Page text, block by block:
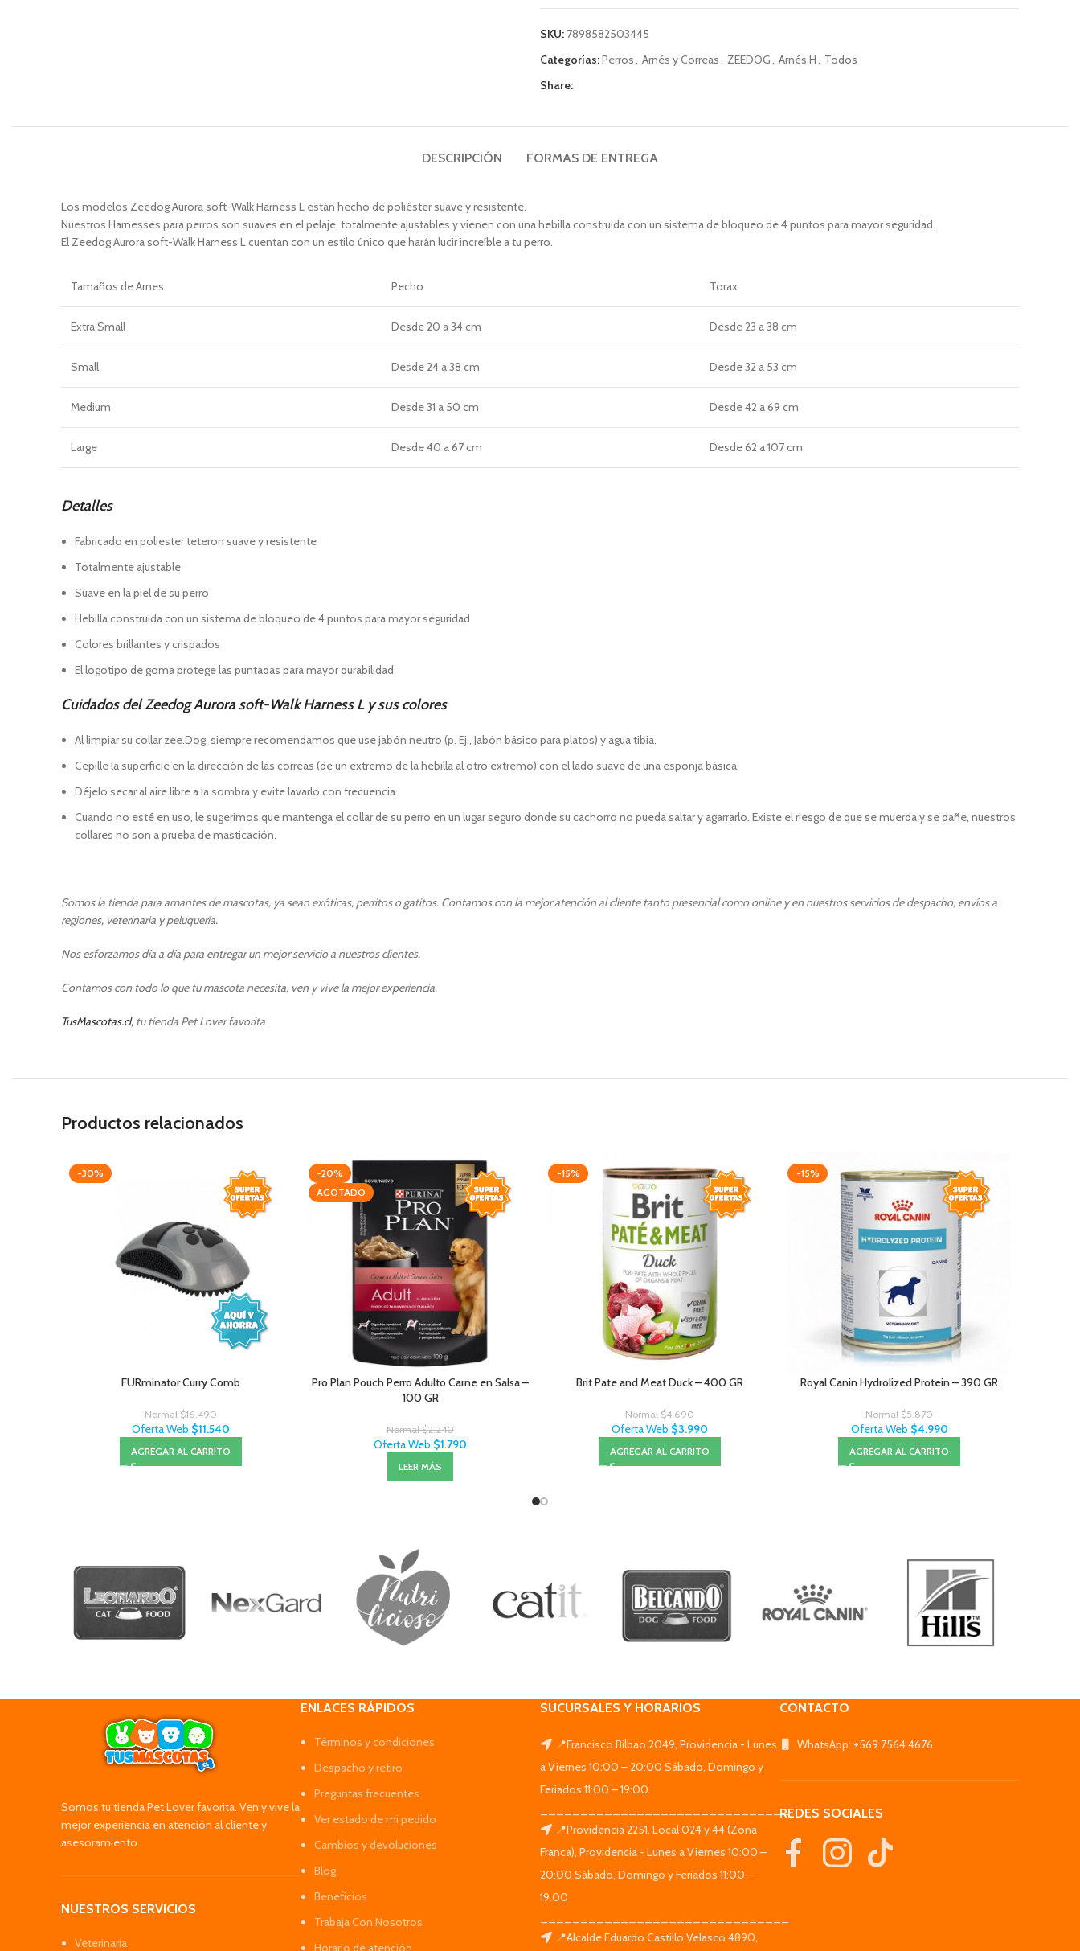
SKU: 7898582503445
Categorías:Perros, Arnés y Correas, ZEEDOG, Arnés H, Todos
Share:
DESCRIPCIÓN FORMAS DE ENTREGA
Los modelos Zeedog Aurora soft-Walk Harness L están hecho de poliéster suave y resistente.
Nuestros Harnesses para perros son suaves en el pelaje, totalmente ajustables y vienen con una hebilla construida con un sistema de bloqueo de 4 puntos para mayor seguridad.
El Zeedog Aurora soft-Walk Harness L cuentan con un estilo único que harán lucir increíble a tu perro.
Tamaños de Arnes Pecho Torax
Extra Small Desde20 a 34 cm Desde23 a 38 cm
Small Desde24 a 38 cm Desde32 a 53 cm
Medium Desde31 a 50 cm Desde42 a 69 cm
Large Desde40 a 67 cm Desde62 a 107 cm
Detalles
Fabricado en poliester teteron suave y resistente
Totalmente ajustable
Suave en la piel de su perro
Hebilla construida con un sistema de bloqueo de 4 puntos para mayor seguridad
Colores brillantes y crispados
El logotipo de goma protege las puntadas para mayor durabilidad
Cuidados del Zeedog Aurora soft-Walk Harness L y sus colores
Al limpiar su collar zee.Dog, siempre recomendamos que use jabón neutro (p. Ej., Jabón básico para platos) y agua tibia.
Cepille la superficie en la dirección de las correas (de un extremo de la hebilla al otro extremo) con el lado suave de una esponja básica.
Déjelo secar al aire libre a la sombra y evite lavarlo con frecuencia.
Cuando no esté en uso, le sugerimos que mantenga el collar de su perro en un lugar seguro donde su cachorro no pueda saltar y agarrarlo. Existe el riesgo de que se muerda y se dañe, nuestros
collares no son a prueba de masticación.
Somos la tienda para amantes de mascotas, ya sean exóticas, perritos o gatitos. Contamos con la mejor atención al cliente tanto presencial como online y en nuestros servicios de despacho, envíos a
regiones, veterinaria y peluquería.
Nos esforzamos día a día para entregar un mejor servicio a nuestros clientes.
Contamos con todo lo que tu mascota necesita, ven y vive la mejor experiencia.
TusMascotas.cl, tu tienda Pet Lover favorita
Productos relacionados
-30%
FURminator Curry Comb
Normal$16.490
Oferta Web $11.540
AGREGAR AL CARRITO
-20%
AGOTADO
Pro Plan Pouch Perro Adulto Carne en Salsa –
100 GR
Normal$2.240
Oferta Web $1.790
LEER MÁS
-15%
Brit Pate and Meat Duck – 400 GR
Normal$4.690
Oferta Web $3.990
AGREGAR AL CARRITO
-15%
Royal Canin Hydrolized Protein – 390 GR
Normal$5.870
Oferta Web $4.990
AGREGAR AL CARRITO
Somos tu tienda Pet Lover favorita. Ven y vive la
mejor experiencia en atención al cliente y
asesoramiento
NUESTROS SERVICIOS
Veterinaria
ENLACES RÁPIDOS
Términos y condiciones
Despacho y retiro
Preguntas frecuentes
Ver estado de mi pedido
Cambios y devoluciones
Blog
Beneficios
Trabaja Con Nosotros
Horario de atención
SUCURSALES Y HORARIOS
📍Francisco Bilbao 2049, Providencia - Lunes
a Viernes 10:00 – 20:00 Sábado, Domingo y
Feriados 11:00 – 19:00
_______________________________
📍Providencia 2251. Local 024 y 44 (Zona
Franca), Providencia - Lunes a Viernes 10:00 –
20:00 Sábado, Domingo y Feriados 11:00 –
19:00
📍Alcalde Eduardo Castillo Velasco 4890,
CONTACTO
WhatsApp: +569 7564 4676
REDES SOCIALES